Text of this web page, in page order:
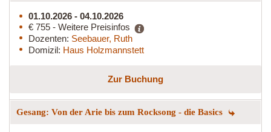
01.10.2026 - 04.10.2026
€ 755 - Weitere Preisinfos
Dozenten: Seebauer, Ruth
Domizil: Haus Holzmannstett
Zur Buchung
Gesang: Von der Arie bis zum Rocksong - die Basics